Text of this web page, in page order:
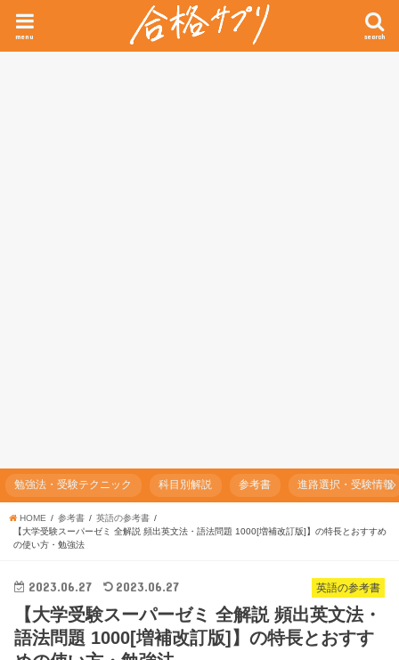
search
menu
勉強法・受験テクニック 科目別解説 参考書 進路選択・受験情報
HOME 参考書
英語の参考書
【大学受験スーパーゼミ 全解説 頻出英文法・語法問題 1000[増補改訂版]】の特長とおすすめ
の使い方・勉強法
英語の参考書
2023.06.27 2023.06.27
【大学受験スーパーゼミ 全解説 頻出英文法・
語法問題 1000[増補改訂版]】の特長とおすす